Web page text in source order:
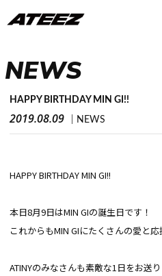
NEWS
HAPPY BIRTHDAY MIN GI!!
2019.08.09 NEWS
HAPPY BIRTHDAY MIN GI!!
本日8月9日はMIN GIの誕生日です！
これからもMIN GIにたくさんの愛と
ATINYのみなさんも素敵な1日をお送り